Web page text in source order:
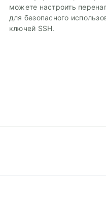
можете настроить
для безопасного
ключей SSH.